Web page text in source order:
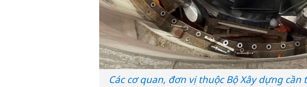
Các cơ quan, đơn vị thuộc Bộ Xây dựng